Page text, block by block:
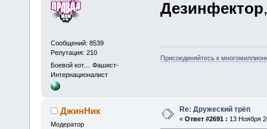
Сообщений: 8539
Репутация: 210
Боевой кот.... Фашист-
Интернационалист
Дезинфектор
Присоединяйтесь к
ДжинНик
Модератор
Re: Дружеский трёп
« Ответ #2691 : 13 Ноября